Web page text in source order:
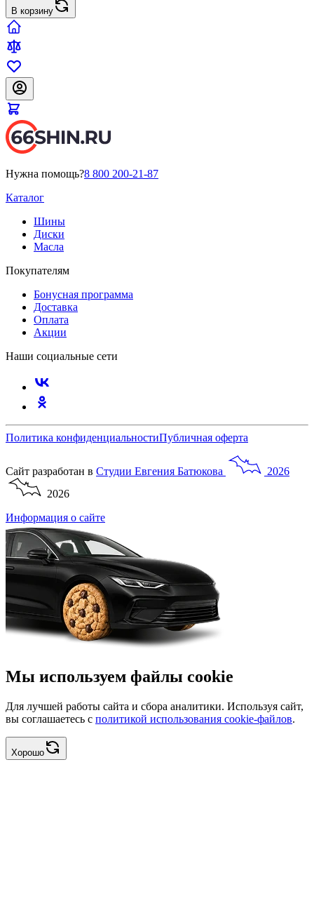
В корзину
Нужна помощь?8 800 200-21-87
Каталог
Шины
Диски
Масла
Покупателям
Бонусная программа
Доставка
Оплата
Акции
Наши социальные сети
Политика конфиденциальностиПубличная оферта
Сайт разработан в Студии Евгения Батюкова
2026
2026
Информация о сайте
Мы используем файлы cookie
Для лучшей работы сайта и сбора аналитики. Используя сайт,
вы соглашаетесь с политикой использования cookie-файлов.
Хорошо